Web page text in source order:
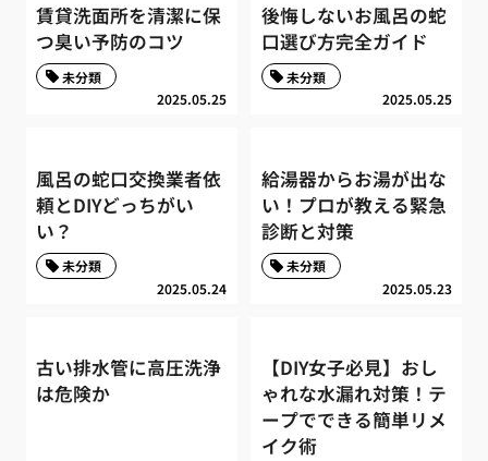
賃貸洗面所を清潔に保
つ臭い予防のコツ
2025.05.25
未分類
後悔しないお風呂の蛇
口選び方完全ガイド
2025.05.25
未分類
風呂の蛇口交換業者依
頼とDIYどっちがい
い？
2025.05.24
未分類
給湯器からお湯が出な
い！プロが教える緊急
診断と対策
2025.05.23
未分類
古い排水管に高圧洗浄
は危険か
【DIY女子必見】おし
ゃれな水漏れ対策！テ
ープでできる簡単リメ
イク術